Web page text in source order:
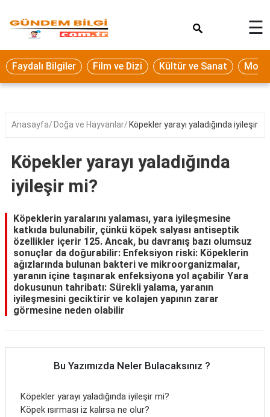
Eğitim
Ekonomi
Seyahat
Oyun
Yaşam
Hukuk
Blog
☰
Faydalı Bilgiler Film ve Dizi Kültür ve Sanat
Anasayfa Doğa ve Hayvanlar Köpekler yarayı yaladığında iyileşir
Köpekler yarayı yaladığında
iyileşir mi?
Köpeklerin yaralarını yalaması, yara iyileşmesine
katkıda bulunabilir, çünkü köpek salyası antiseptik
özellikler içerir 125. Ancak, bu davranış bazı olumsuz
sonuçlar da doğurabilir: Enfeksiyon riski: Köpeklerin
ağızlarında bulunan bakteri ve mikroorganizmalar,
yaranın içine taşınarak enfeksiyona yol açabilir Yara
dokusunun tahribatı: Sürekli yalama, yaranın
iyileşmesini geciktirir ve kolajen yapının zarar
görmesine neden olabilir
Bu Yazımızda Neler Bulacaksınız ?
Köpekler yarayı yaladığında iyileşir mi?
Köpek ısırması iz kalırsa ne olur?